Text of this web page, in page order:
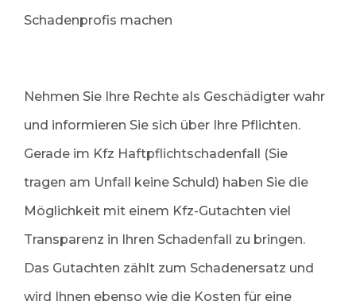
Schadenprofis machen
Nehmen Sie Ihre Rechte als Geschädigter wahr
und informieren Sie sich über Ihre Pflichten.
Gerade im Kfz Haftpflichtschadenfall (Sie
tragen am Unfall keine Schuld) haben Sie die
Möglichkeit mit einem Kfz-Gutachten viel
Transparenz in Ihren Schadenfall zu bringen.
Das Gutachten zählt zum Schadenersatz und
wird Ihnen ebenso wie die Kosten für eine